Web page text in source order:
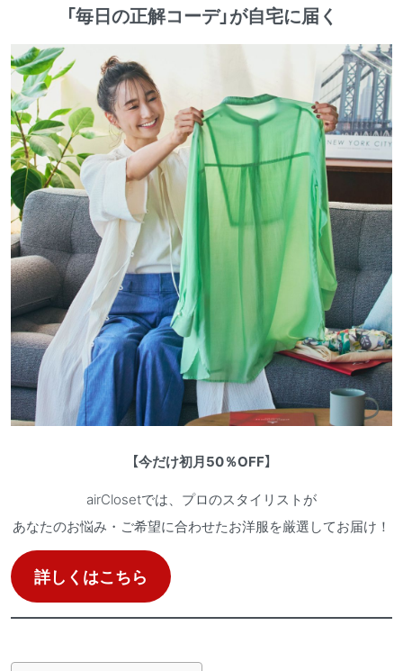
「毎日の正解コーデ」が自宅に届く
【今だけ初月50％OFF】
airClosetでは、プロのスタイリストが
あなたのお悩み・ご希望に合わせたお洋服を厳選してお届け！
詳しくはこちら